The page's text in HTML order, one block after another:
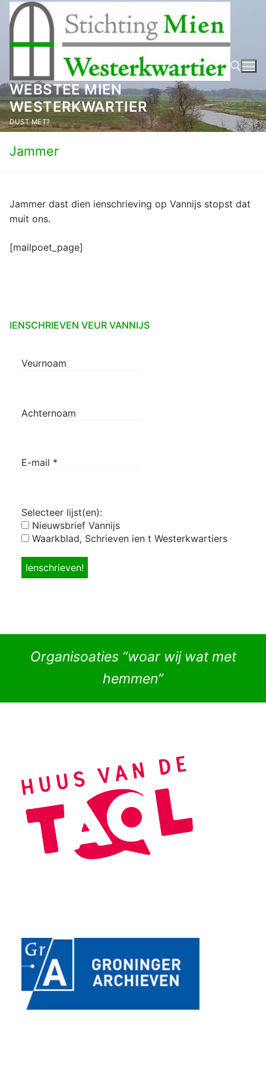
naar
inhoud
WEBSTEE MIEN
WESTERKWARTIER
DUST MET? Zoeken naar:
Jammer
Jammer dast dien ienschrieving op Vannijs stopst dat
muit ons.
[mailpoet_page]
IENSCHRIEVEN VEUR VANNIJS
Veurnoam
Achternoam
E-mail *
Selecteer lijst(en):
Nieuwsbrief Vannijs
Waarkblad, Schrieven ien t Westerkwartiers
Organisoaties “woar wij wat met
hemmen”